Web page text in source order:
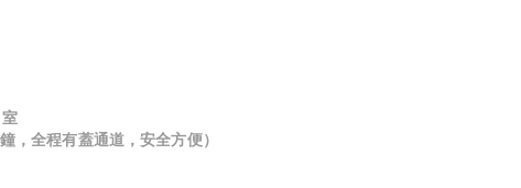
，全程有蓋通道，安全方便）